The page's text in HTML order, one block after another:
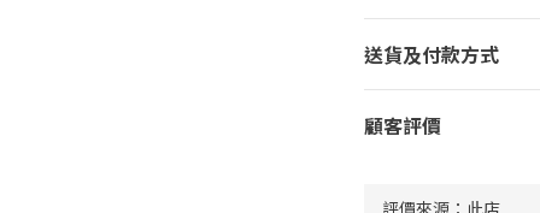
送貨及付款方式
顧客評價